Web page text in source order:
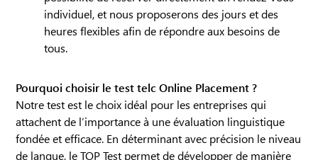
individuel, et nous proposerons des jours et des
heures flexibles afin de répondre aux besoins de
tous.
Pourquoi choisir le test telc Online Placement ?
Notre test est le choix idéal pour les entreprises qui
attachent de l’importance à une évaluation linguistique
fondée et efficace. En déterminant avec précision le niveau
de langue, le TOP Test permet de développer de manière